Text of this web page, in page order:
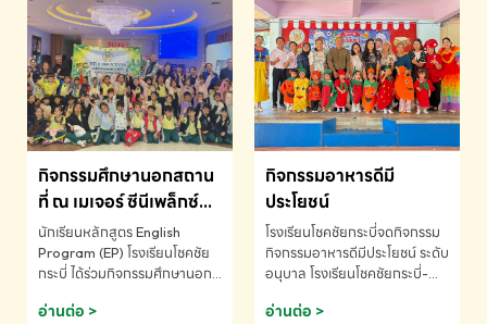
เร็วนานาชาติ ครั้งที่ 46 ประจำปี
2569 ณ ประเทศสิงคโปร์
INTERNATIONAL
MATHEMATICS AND
MENTAL ARITHMETIC
COMPETITION 2026 - ถ้วย
รางวัลรองชนะเลิศอันดับที่ 2
Mental Arithmetic
Competition K2 - ถ้วยรางวัล
รองชนะเลิศอันดับที่ 2 Mental
K2(Grop) โรงเรียนโชคชัยกระบี่-
สอบถามข้อมูลเพิ่มเติม โทร.
075-691910
กิจกรรมศึกษานอกสถาน
ที่ ณ เมเจอร์ ซีนีเพล็กซ์
ระดับประถมศึกษา (EP.1-
6)
นักเรียนหลักสูตร English
Program (EP) โรงเรียนโชคชัย
กระบี่ ได้ร่วมกิจกรรมศึกษานอก
ชมภาพยนตร์ Toy Story 5
อ่านต่อ >
กิจกรรมอาหารดีมี
ประโยชน์
โรงเรียนโชคชัยกระบี่จดกิจกรรม
กิจกรรมอาหารดีมีประโยชน์ ระดับ
อนุบาล โรงเรียนโชคชัยกระบี่-
075-691910
อ่านต่อ >